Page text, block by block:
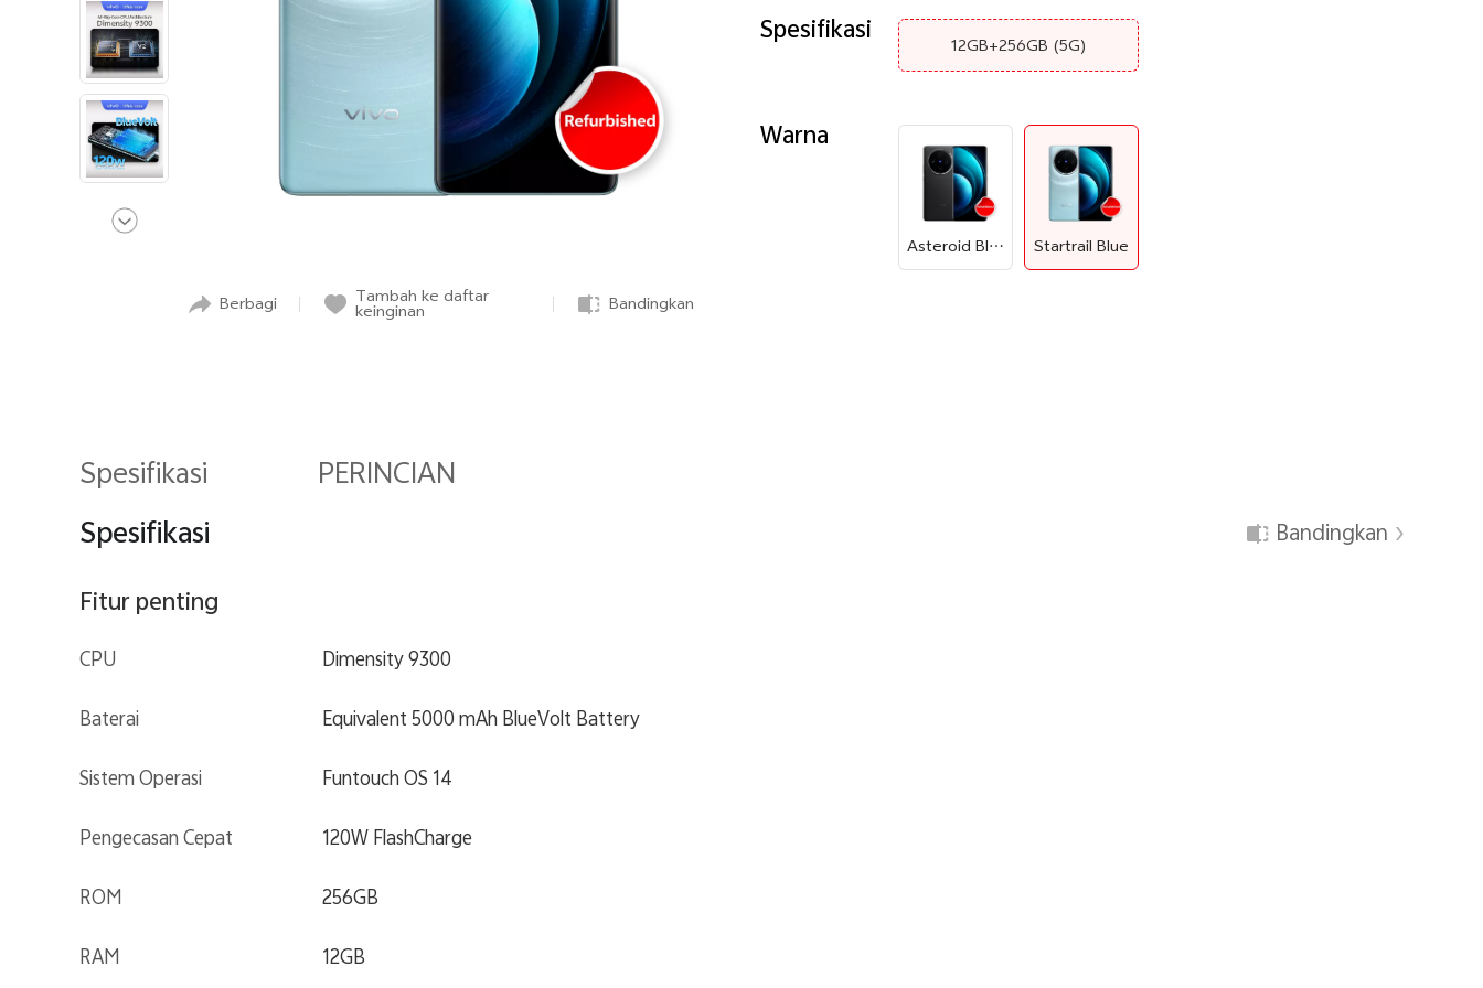
Berbagi
Tambah ke daftar
keinginan
Bandingkan
Spesifikasi
12GB+256GB (5G)
Warna
Asteroid Black Startrail Blue
Spesifikasi PERINCIAN
Spesifikasi Bandingkan
Fitur penting
CPU Dimensity 9300
Baterai Equivalent 5000 mAh BlueVolt Battery
Sistem Operasi Funtouch OS 14
Pengecasan Cepat 120W FlashCharge
ROM 256GB
RAM 12GB